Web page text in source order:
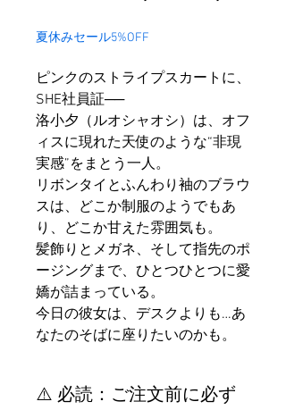
夏休みセール5%OFF
ピンクのストライプスカートに、
SHE社員証──
洛小夕（ルオシャオシ）は、オフ
ィスに現れた天使のような“非現
実感”をまとう一人。
リボンタイとふんわり袖のブラウ
スは、どこか制服のようでもあ
り、どこか甘えた雰囲気も。
髪飾りとメガネ、そして指先のポ
ージングまで、ひとつひとつに愛
嬌が詰まっている。
今日の彼女は、デスクよりも…あ
なたのそばに座りたいのかも。
⚠️ 必読：ご注文前に必ず